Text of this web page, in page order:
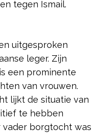
tegen Ismail.
uitgesproken
leger. Zijn
een prominente
van vrouwen.
lijkt de situatie van
te hebben
vader borgtocht was